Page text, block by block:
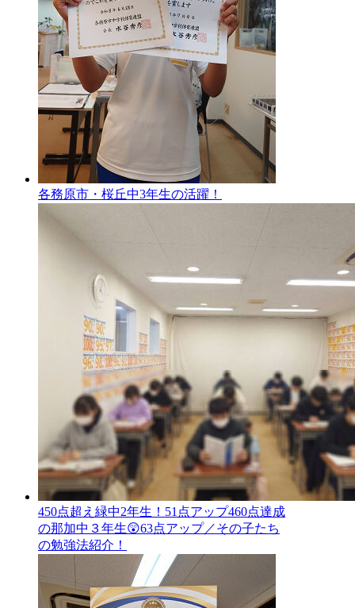
各務原市・桜丘中3年生の活躍！
450点超え緑中2年生！51点アップ460点達成
の那加中３年生😲63点アップ／その子たち
の勉強法紹介！